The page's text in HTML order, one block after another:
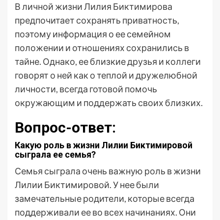
В личной жизни Лилия Биктимирова
предпочитает сохранять приватность,
поэтому информация о ее семейном
положении и отношениях сохранились в
тайне. Однако, ее близкие друзья и коллеги
говорят о ней как о теплой и дружелюбной
личности, всегда готовой помочь
окружающим и поддержать своих близких.
Вопрос-ответ:
Какую роль в жизни Лилии Биктимировой
сыграла ее семья?
Семья сыграла очень важную роль в жизни
Лилии Биктимировой. У нее были
замечательные родители, которые всегда
поддерживали ее во всех начинаниях. Они